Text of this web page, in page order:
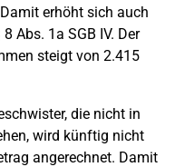
erhöht sich auch
Abs. 1a SGB IV. Der
steigt von 2.415
die nicht in
wird künftig nicht
angerechnet. Damit